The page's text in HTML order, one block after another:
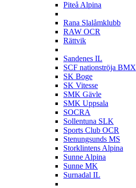
Piteå Alpina
Rana Slalåmklubb
RAW OCR
Rättvik
Sandenes IL
SCF nationströja BMX
SK Boge
SK Vitesse
SMK Gävle
SMK Uppsala
SOCRA
Sollentuna SLK
Sports Club OCR
Stenungsunds MS
Storklintens Alpina
Sunne Alpina
Sunne MK
Surnadal IL